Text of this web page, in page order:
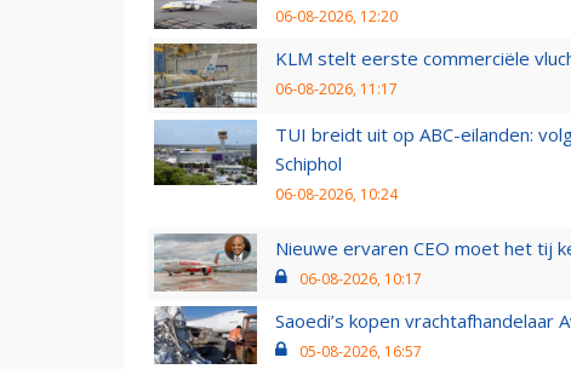
06-08-2026, 12:20
KLM stelt eerste commerciële
06-08-2026, 11:17
TUI breidt uit op ABC-eilanden:
Schiphol
06-08-2026, 10:24
Nieuwe ervaren CEO moet het tij
06-08-2026, 10:17
Saoedi’s kopen vrachtafhandelaar
05-08-2026, 16:57